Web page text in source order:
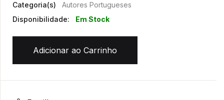
Categoria(s)
Autores Portugueses
Disponibilidade:
Em Stock
Adicionar ao Carrinho